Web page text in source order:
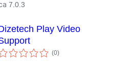
7.0.3
Play Video
(0укупних
оцена
)